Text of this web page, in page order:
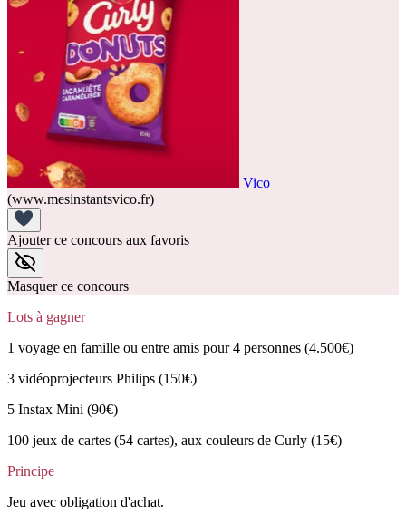
Vico
(www.mesinstantsvico.fr)
Ajouter ce concours aux favoris
Masquer ce concours
Lots à gagner
1 voyage en famille ou entre amis pour 4 personnes (4.500€)
3 vidéoprojecteurs Philips (150€)
5 Instax Mini (90€)
100 jeux de cartes (54 cartes), aux couleurs de Curly (15€)
Principe
Jeu avec obligation d'achat.